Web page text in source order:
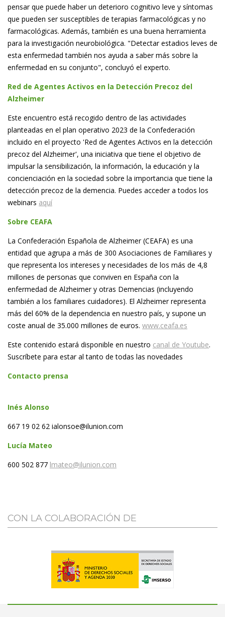
pensar que puede haber un deterioro cognitivo leve y síntomas
que pueden ser susceptibles de terapias farmacológicas y no
farmacológicas. Además, también es una buena herramienta
para la investigación neurobiológica. "Detectar estadios leves de
esta enfermedad también nos ayuda a saber más sobre la
enfermedad en su conjunto", concluyó el experto.
Red de Agentes Activos en la Detección Precoz del
Alzheimer
Este encuentro está recogido dentro de las actividades
planteadas en el plan operativo 2023 de la Confederación
incluido en el proyecto 'Red de Agentes Activos en la detección
precoz del Alzheimer', una iniciativa que tiene el objetivo de
impulsar la sensibilización, la información, la educación y la
concienciación en la sociedad sobre la importancia que tiene la
detección precoz de la demencia. Puedes acceder a todos los
webinars aquí
Sobre CEAFA
La Confederación Española de Alzheimer (CEAFA) es una
entidad que agrupa a más de 300 Asociaciones de Familiares y
que representa los intereses y necesidades de los más de 4,8
millones de personas que conviven en España con la
enfermedad de Alzheimer y otras Demencias (incluyendo
también a los familiares cuidadores). El Alzheimer representa
más del 60% de la dependencia en nuestro país, y supone un
coste anual de 35.000 millones de euros. www.ceafa.es
Este contenido estará disponible en nuestro canal de Youtube.
Suscríbete para estar al tanto de todas las novedades
Contacto prensa
Inés Alonso
667 19 02 62 ialonsoe@ilunion.com
Lucía Mateo
600 502 877 lmateo@ilunion.com
CON LA COLABORACIÓN DE